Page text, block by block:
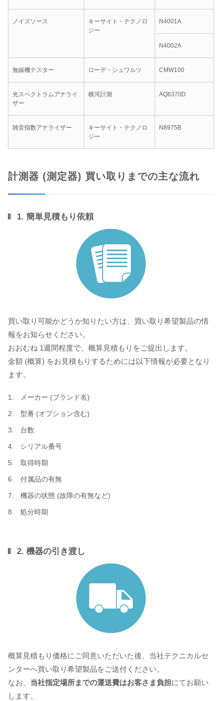
ノイズソース
キーサイト・テクノロ
ジー
N4001A
N4002A
無線機テスター ローデ・シュワルツ CMW100
光スペクトラムアナライ
ザー
横河計測 AQ6370D
雑音指数アナライザー
キーサイト・テクノロ
ジー
N8975B
計測器 (測定器) 買い取りまでの主な流れ
1. 簡単見積もり依頼
買い取り可能かどうか知りたい方は、買い取り希望製品の情
報をお知らせください。
おおむね 1週間程度で、概算見積もりをご提出します。
金額 (概算) をお見積もりするためには以下情報が必要となり
ます。
メーカー (ブランド名)
型番 (オプション含む)
台数
シリアル番号
取得時期
付属品の有無
機器の状態 (故障の有無など)
処分時期
2. 機器の引き渡し
概算見積もり価格にご同意いただいた後、当社テクニカルセ
ンターへ買い取り希望製品をご送付ください。
なお、 当社指定場所までの運送費はお客さま負担にてお願い
します。